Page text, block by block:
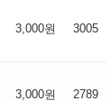
3,000원 3005
3,000원 2789